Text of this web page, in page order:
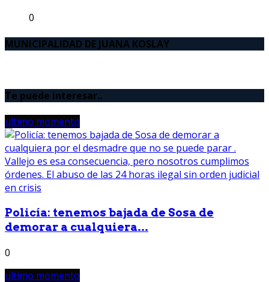
0
MUNICIPALIDAD DE JUANA KOSLAY
Te puede interesar..
ultimo momento
Policía: tenemos bajada de Sosa de
demorar a cualquiera...
0
ultimo momento